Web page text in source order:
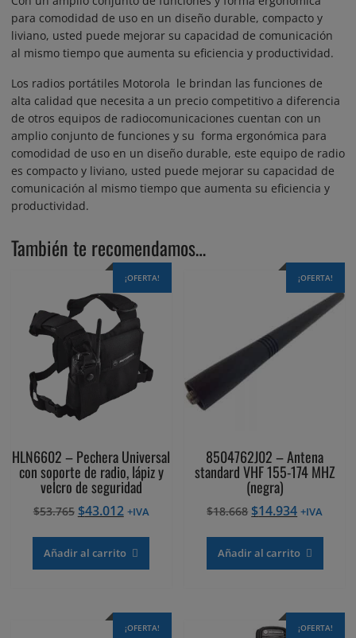
para comodidad de uso en un diseño durable, compacto y
liviano, usted puede mejorar su capacidad de comunicación
al mismo tiempo que aumenta su eficiencia y productividad.
Los radios portátiles Motorola le brindan las funciones de
alta calidad que necesita a un precio competitivo a diferencia
de otros equipos de radiocomunicaciones cuentan con un
amplio conjunto de funciones y su forma ergonómica para
comodidad de uso en un diseño durable, este equipo de radio
es compacto y liviano, usted puede mejorar su capacidad de
comunicación al mismo tiempo que aumenta su eficiencia y
productividad.
También te recomendamos…
¡OFERTA!
HLN6602 – Pechera Universal
con soporte de radio, lápiz y
velcro de seguridad
$53.765 El
original
era:
$43.012El
actual
es:
+IVA
Añadir al carrito
¡OFERTA!
8504762J02 – Antena
standard VHF 155-174 MHZ
(negra)
$18.668 El
original
era:
$14.934El
actual
es:
+IVA
Añadir al carrito
¡OFERTA! ¡OFERTA!